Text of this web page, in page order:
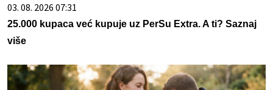
03. 08. 2026 07:31
25.000 kupaca već kupuje uz PerSu Extra. A ti? Saznaj
više